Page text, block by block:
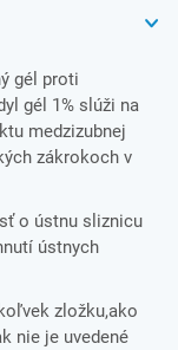
gél proti
gél 1% slúži na
medzizubnej
zákrokoch v
o ústnu sliznicu
ústnych
zložku,ako
nie je uvedené